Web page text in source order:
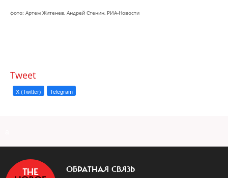
фото: Артем Житенев, Андрей Стенин, РИА-Новости
Tweet
X (Twitter) Telegram
ОБРАТНАЯ СВЯЗЬ